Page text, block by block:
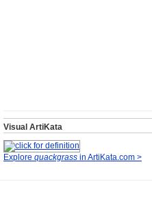
Visual ArtiKata
Explore quackgrass in ArtiKata.com >